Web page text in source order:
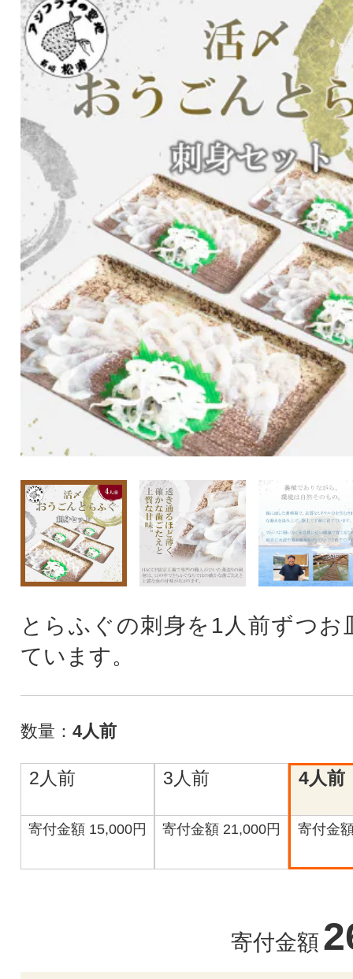
とらふぐの刺身を1人前ずつお
ています。
数量： 4人前
2人前
寄付金額 15,000円
3人前
寄付金額 21,000円
4人前
寄付金
寄付金額